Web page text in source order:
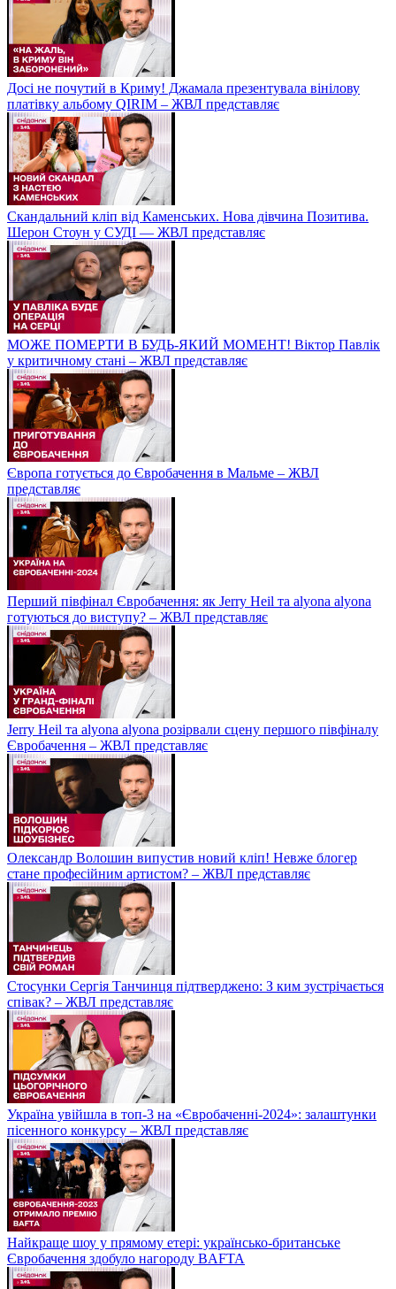
Досі не почутий в Криму! Джамала презентувала вінілову
платівку альбому QIRIM – ЖВЛ представляє
Скандальний кліп від Каменських. Нова дівчина Позитива.
Шерон Стоун у СУДІ — ЖВЛ представляє
МОЖЕ ПОМЕРТИ В БУДЬ-ЯКИЙ МОМЕНТ! Віктор Павлік
у критичному стані – ЖВЛ представляє
Європа готується до Євробачення в Мальме – ЖВЛ
представляє
Перший півфінал Євробачення: як Jerry Heil та alyona alyona
готуються до виступу? – ЖВЛ представляє
Jerry Heil та аlyona аlyona розірвали сцену першого півфіналу
Євробачення – ЖВЛ представляє
Олександр Волошин випустив новий кліп! Невже блогер
стане професійним артистом? – ЖВЛ представляє
Стосунки Сергія Танчинця підтверджено: З ким зустрічається
співак? – ЖВЛ представляє
Україна увійшла в топ-3 на «Євробаченні-2024»: залаштунки
пісенного конкурсу – ЖВЛ представляє
Найкраще шоу у прямому етері: українсько-британське
Євробачення здобуло нагороду BAFTA